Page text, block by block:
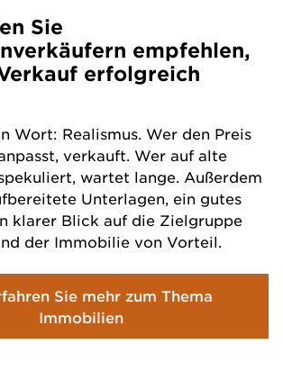
Sie
empfehlen,
erfolgreich
Wort: Realismus. Wer den Preis
verkauft. Wer auf alte
wartet lange. Außerdem
Unterlagen, ein gutes
klarer Blick auf die Zielgruppe
der Immobilie von Vorteil.
Sie mehr zum Thema
Immobilien